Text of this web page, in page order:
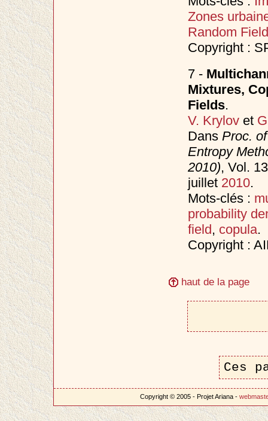
Zones
Random
Copyright :
7 -
Mixtures,
Fields.
V. Krylovet
Dans Proc.
Entropy
2010), Vol.
juillet 2010.
Mots-clés :
probability
field, copula.
Copyright :
haut de la page
Ces
Copyright © 2005 - Projet Ariana -